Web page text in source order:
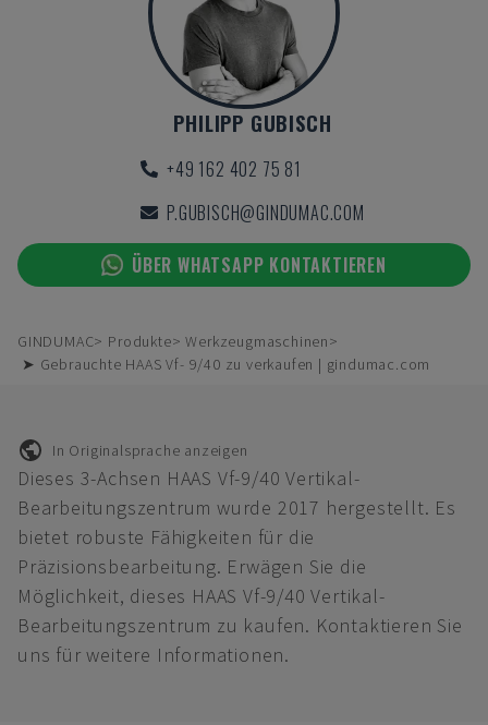
PHILIPP GUBISCH
+49 162 402 75 81
P.GUBISCH@GINDUMAC.COM
ÜBER WHATSAPP KONTAKTIEREN
GINDUMAC Produkte
Werkzeugmaschinen
➤ Gebrauchte HAAS Vf- 9/40 zu verkaufen | gindumac.com
In Originalsprache anzeigen
Dieses 3-Achsen HAAS Vf-9/40 Vertikal-
Bearbeitungszentrum wurde 2017 hergestellt. Es
bietet robuste Fähigkeiten für die
Präzisionsbearbeitung. Erwägen Sie die
Möglichkeit, dieses HAAS Vf-9/40 Vertikal-
Bearbeitungszentrum zu kaufen. Kontaktieren Sie
uns für weitere Informationen.